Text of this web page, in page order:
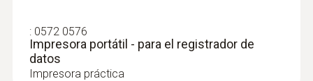
: 0572 0576
Impresora portátil - para el registrador de
datos
Impresora práctica